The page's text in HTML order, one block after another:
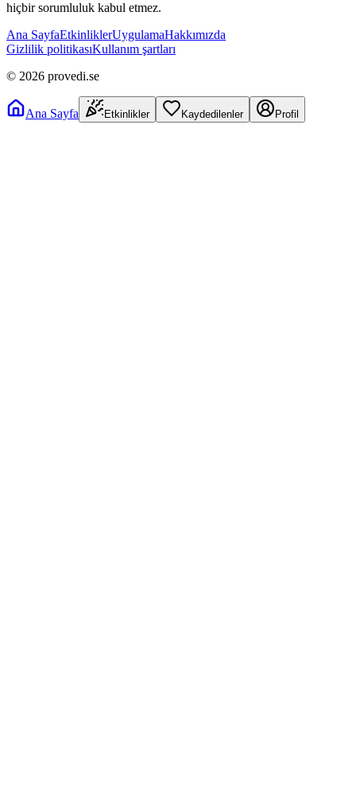
hiçbir sorumluluk kabul etmez.
Ana SayfaEtkinliklerUygulamaHakkımızda
Gizlilik politikasıKullanım şartları
© 2026 provedi.se
Ana Sayfa Etkinlikler Kaydedilenler Profil